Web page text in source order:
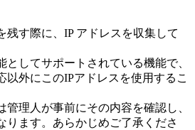
残す際に、IP アドレスを収集して
としてサポートされている機能で、
以外にこのIPアドレスを使用するこ
管理人が事前にその内容を確認し、
ります。あらかじめご了承くださ